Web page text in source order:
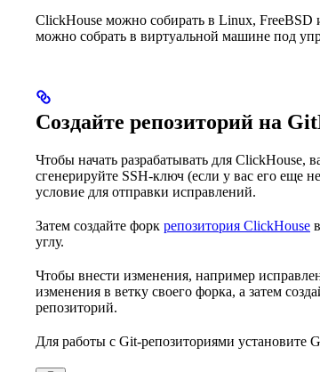
ClickHouse можно собирать в Linux, FreeBSD
можно собрать в виртуальной машине под
Создайте репозиторий на
Чтобы начать разрабатывать для ClickHouse,
сгенерируйте SSH-ключ (если у вас его еще
условие для отправки исправлений.
Затем создайте форк репозитория ClickHouse
углу.
Чтобы внести изменения, например
изменения в ветку своего форка, а затем
репозиторий.
Для работы с Git-репозиториями